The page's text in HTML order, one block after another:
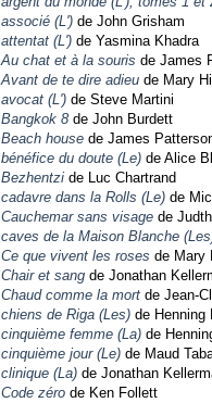
associé (L') de John Grisham
attentat (L') de Yasmina Khadra
Au chat et à la souris de James
Avant de te dire adieu de Mary
avocat (L') de Steve Martini
Bangkok 8 de John Burdett
Beach house de James
bénéfice du doute (Le) de Alice
Bezhentzi de Luc Chartrand
cadavre dans la Rolls (Le) de
Cauchemar sans visage de
caves de la Maison Blanche
Ce que vivent les roses de Mary
Chair et sang de Jonathan
Chaud comme la mort de Jean-
chiens de Riga (Les) de Henning
cinquième femme (La) de
cinquième jour (Le) de Maud
clinique (La) de Jonathan
Code zéro de Ken Follett